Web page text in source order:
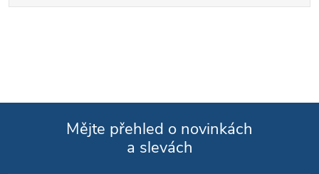
Mějte přehled o novinkách
a slevách